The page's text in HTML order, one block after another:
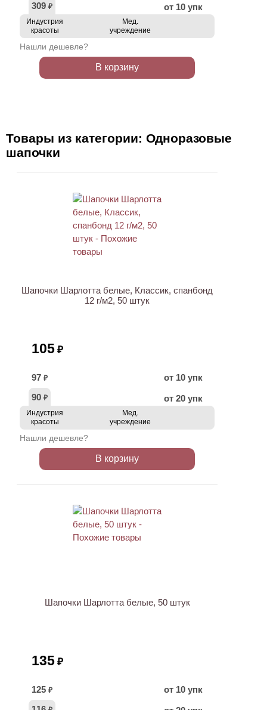
309 ₽ от 10 упк
Индустрия
красоты
Мед.
учреждение
Нашли дешевле?
В корзину
Товары из категории: Одноразовые
шапочки
Шапочки Шарлотта белые, Классик, спанбонд
12 г/м2, 50 штук
105 ₽
97 ₽
от 10 упк
90 ₽ от 20 упк
Индустрия
красоты
Мед.
учреждение
Нашли дешевле?
В корзину
Шапочки Шарлотта белые, 50 штук
135 ₽
125 ₽
от 10 упк